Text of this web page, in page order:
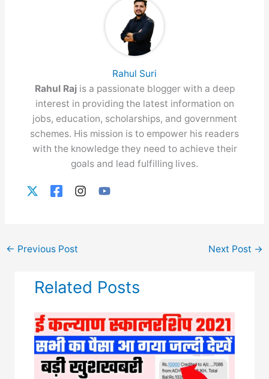
Rahul Suri
Rahul Raj is a passionate blogger with a deep
interest in providing the latest information on
jobs, education, scholarships, and government
schemes. His mission is to empower his readers
with the knowledge they need to achieve their
goals and lead fulfilling lives.
← Previous Post Next Post →
Related Posts